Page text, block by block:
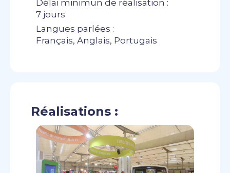
Délai minimun de réalisation :
7 jours
Langues parlées :
Français, Anglais, Portugais
Réalisations :